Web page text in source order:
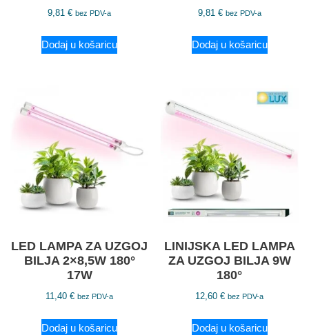
9,81€ bez PDV-a
Dodaj u košaricu
9,81 € bez PDV-a
Dodaj u košaricu
LED LAMPA ZA UZGOJ
BILJA 2×8,5W 180°
17W
11,40€ bez PDV-a
Dodaj u košaricu
LINIJSKA LED LAMPA
ZA UZGOJ BILJA 9W
180°
12,60€ bez PDV-a
Dodaj u košaricu